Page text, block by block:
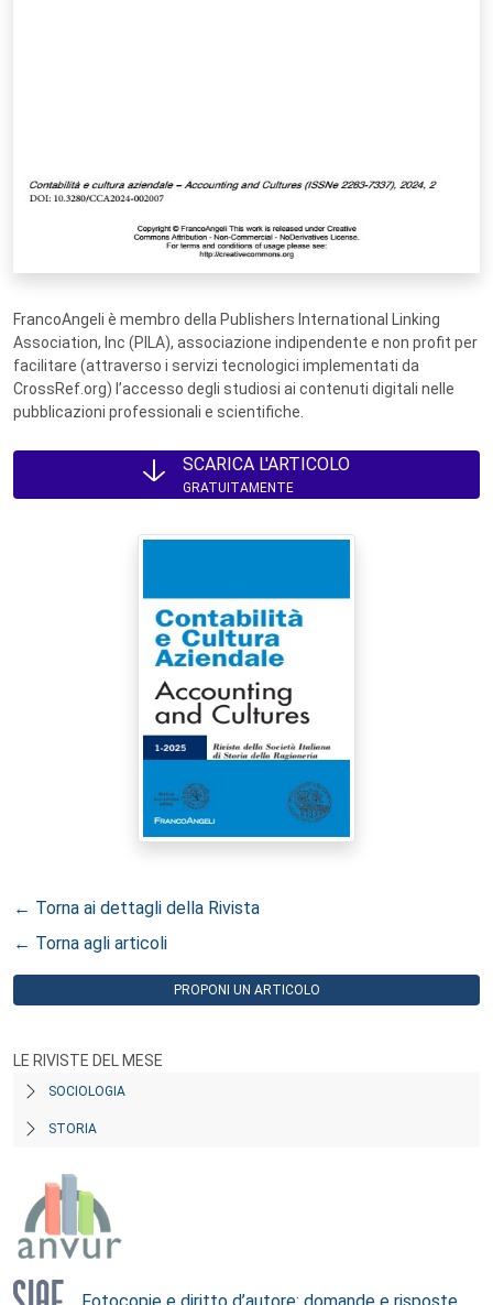
FrancoAngeli è membro della Publishers International Linking
Association, Inc (PILA), associazione indipendente e non profit per
facilitare (attraverso i servizi tecnologici implementati da
CrossRef.org) l’accesso degli studiosi ai contenuti digitali nelle
pubblicazioni professionali e scientifiche.
SCARICA L'ARTICOLO
GRATUITAMENTE
← Torna ai dettagli della Rivista
← Torna agli articoli
PROPONI UN ARTICOLO
LE RIVISTE DEL MESE
SOCIOLOGIA
STORIA